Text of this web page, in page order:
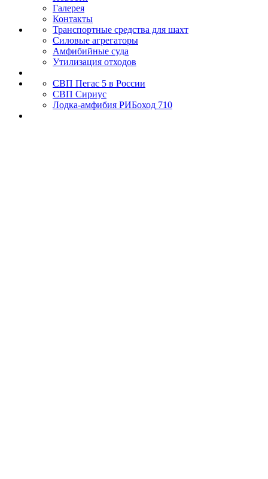
Галерея
Контакты
Транспортные средства для шахт
Силовые агрегаторы
Амфибийные суда
Утилизация отходов
СВП Пегас 5 в России
СВП Сириус
Лодка-амфибия РИБоход 710